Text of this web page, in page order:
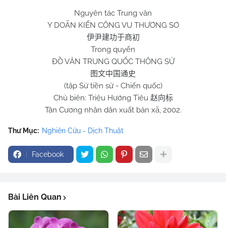
Nguyên tác Trung văn
Y DOÃN KIẾN CÔNG VU THƯƠNG SƠ
伊尹建功于商初
Trong quyển
ĐỒ VĂN TRUNG QUỐC THÔNG SỬ
图文中国通史
(tập Sử tiền sử - Chiến quốc)
Chủ biên: Triệu Hướng Tiêu 赵向标
Tân Cương nhân dân xuất bản xã, 2002.
Thư Mục: Nghiên Cứu - Dịch Thuật
Facebook
Bài Liên Quan